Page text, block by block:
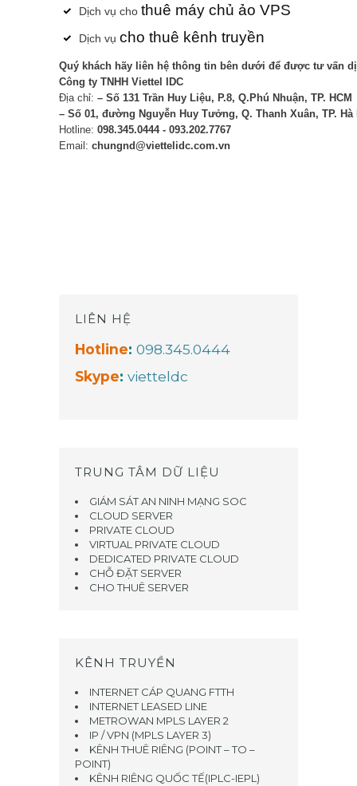
Dịch vụ cho thuê máy chủ ảo VPS
Dịch vụ cho thuê kênh truyền
Quý khách hãy liên hệ thông tin bên dưới để được tư vấn
Công ty TNHH Viettel IDC
Địa chỉ: – Số 131 Trần Huy Liệu, P.8, Q.Phú Nhuận, TP. HCM
– Số 01, đường Nguyễn Huy Tưởng, Q. Thanh Xuân, TP. Hà
Hotline: 098.345.0444 - 093.202.7767
Email: chungnd@viettelidc.com.vn
LIÊN HỆ
Hotline: 098.345.0444
Skype: vietteldc
TRUNG TÂM DỮ LIỆU
GIÁM SÁT AN NINH MẠNG SOC
CLOUD SERVER
PRIVATE CLOUD
VIRTUAL PRIVATE CLOUD
DEDICATED PRIVATE CLOUD
CHỖ ĐẶT SERVER
CHO THUÊ SERVER
KÊNH TRUYỀN
INTERNET CÁP QUANG FTTH
INTERNET LEASED LINE
METROWAN MPLS LAYER 2
IP / VPN (MPLS LAYER 3)
KÊNH THUÊ RIÊNG (POINT – TO –
POINT)
KÊNH RIÊNG QUỐC TẾ(IPLC-IEPL)